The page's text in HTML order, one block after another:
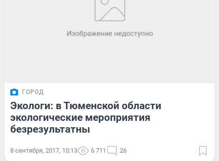
ГОРОД
Экологи: в Тюменской области
экологические мероприятия
безрезультатны
8 сентября, 2017, 10:13 6 711 26